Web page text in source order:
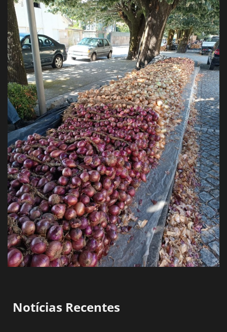
Notícias Recentes